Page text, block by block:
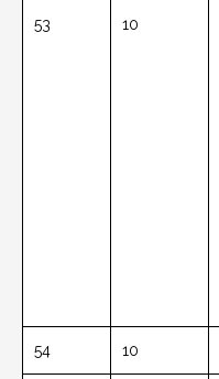
53 10
54 10